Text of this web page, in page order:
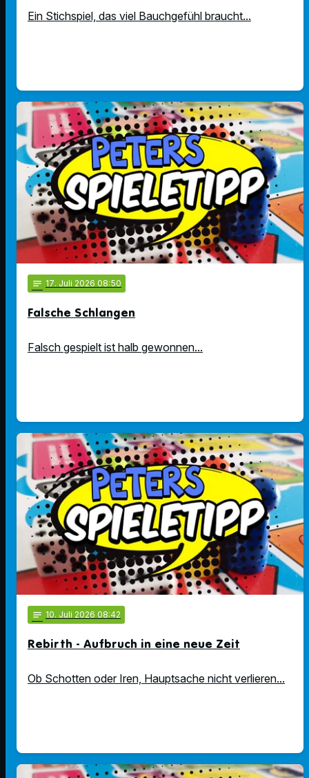
Ein Stichspiel, das viel Bauchgefühl braucht...
notes 17. Juli 2026 08:50
Falsche Schlangen
Falsch gespielt ist halb gewonnen...
notes 10. Juli 2026 08:42
Rebirth - Aufbruch in eine neue Zeit
Ob Schotten oder Iren, Hauptsache nicht verlieren...